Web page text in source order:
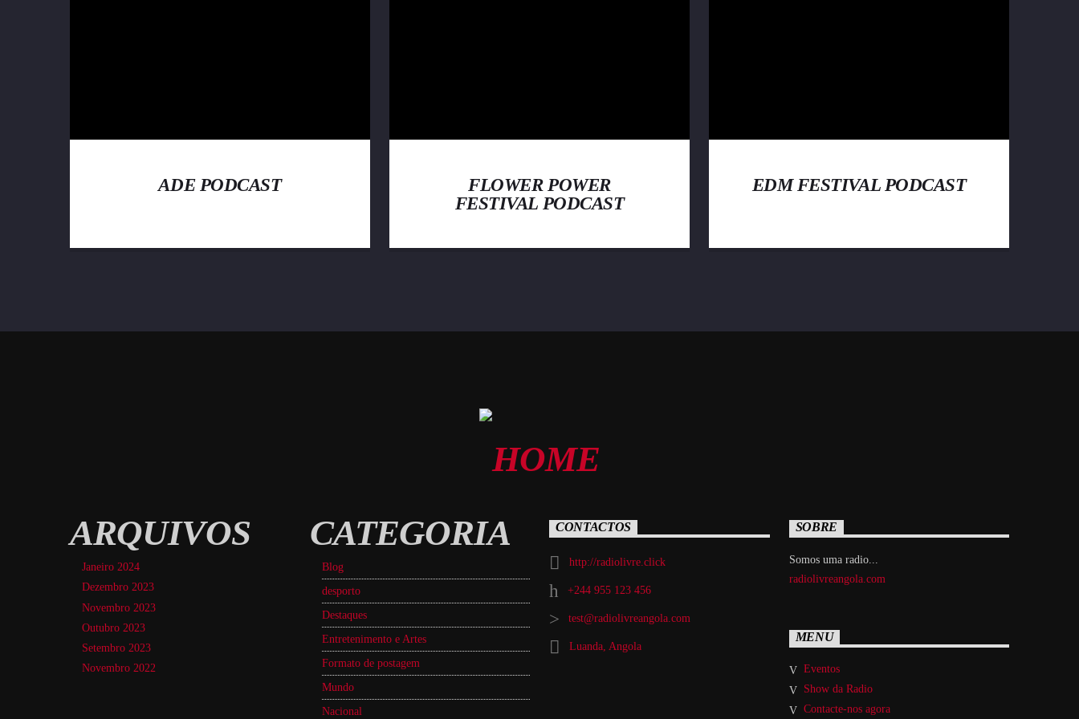
ADE PODCAST
FLOWER POWER
FESTIVAL PODCAST
EDM FESTIVAL PODCAST
ARQUIVOS
Janeiro 2024
Dezembro 2023
Novembro 2023
Outubro 2023
Setembro 2023
Novembro 2022
CATEGORIA
Blog
desporto
Destaques
Entretenimento e Artes
Formato de postagem
Mundo
Nacional
CONTACTOS
http://radiolivre.click
+244 955 123 456
test@radiolivreangola.com
Luanda, Angola
SOBRE
Somos uma radio...
radiolivreangola.com
MENU
Eventos
Show da Radio
Contacte-nos agora